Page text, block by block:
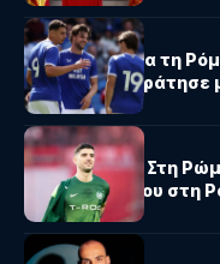
ΔΙΕΘΝΗ
Βαριά ήττα για τη
Κάρντιφ επικράτησε
SERIE AΔΙΕΘΝΗ
Κουλιεράκης: Στη
μεταγραφή του στη
SERIE A